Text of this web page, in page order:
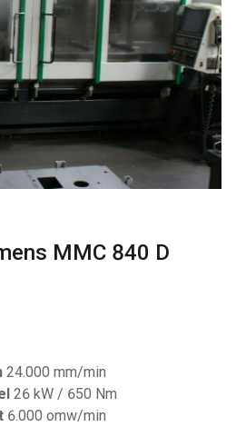
MMC 840 D
24.000 mm/min
26 kW / 650 Nm
6.000 omw/min